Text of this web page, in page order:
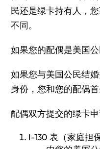
民还是绿卡持有人，
不同。
如果您的配偶是美国
如果您与美国公民结
身份，您和您的配偶
配偶双方提交的绿卡
I-130 表（家庭担